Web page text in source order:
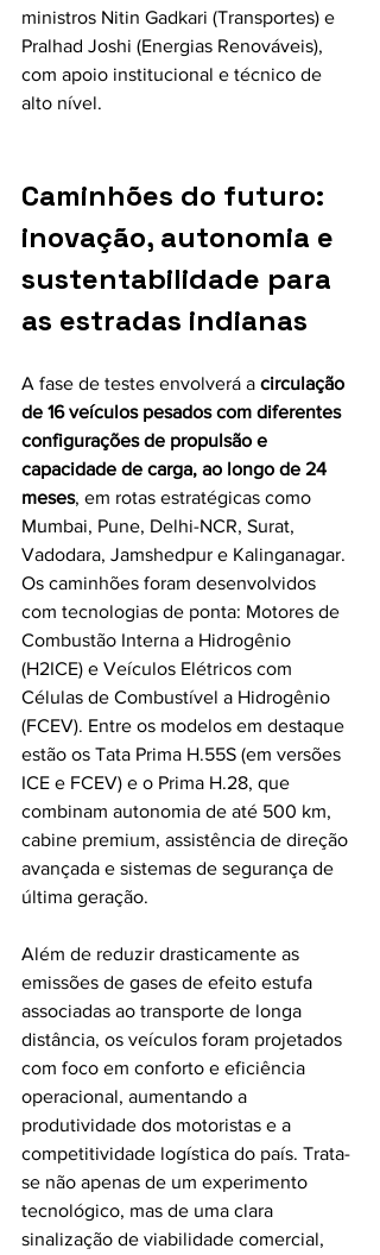
ministros Nitin Gadkari (Transportes) e
Pralhad Joshi (Energias Renováveis),
com apoio institucional e técnico de
alto nível.
Caminhões do futuro:
inovação, autonomia e
sustentabilidade para
as estradas indianas
A fase de testes envolverá a circulação
de 16 veículos pesados com diferentes
configurações de propulsão e
capacidade de carga, ao longo de 24
meses, em rotas estratégicas como
Mumbai, Pune, Delhi-NCR, Surat,
Vadodara, Jamshedpur e Kalinganagar.
Os caminhões foram desenvolvidos
com tecnologias de ponta: Motores de
Combustão Interna a Hidrogênio
(H2ICE) e Veículos Elétricos com
Células de Combustível a Hidrogênio
(FCEV). Entre os modelos em destaque
estão os Tata Prima H.55S (em versões
ICE e FCEV) e o Prima H.28, que
combinam autonomia de até 500 km,
cabine premium, assistência de direção
avançada e sistemas de segurança de
última geração.
Além de reduzir drasticamente as
emissões de gases de efeito estufa
associadas ao transporte de longa
distância, os veículos foram projetados
com foco em conforto e eficiência
operacional, aumentando a
produtividade dos motoristas e a
competitividade logística do país. Trata-
se não apenas de um experimento
tecnológico, mas de uma clara
sinalização de viabilidade comercial,